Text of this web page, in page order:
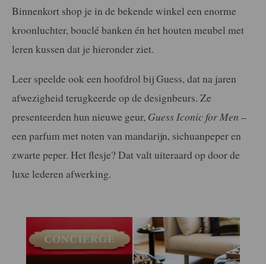
Binnenkort shop je in de bekende winkel een enorme
kroonluchter, bouclé banken én het houten meubel met
leren kussen dat je hieronder ziet.
Leer speelde ook een hoofdrol bij Guess, dat na jaren
afwezigheid terugkeerde op de designbeurs. Ze
presenteerden hun nieuwe geur, Guess Iconic for Men –
een parfum met noten van mandarijn, sichuanpeper en
zwarte peper. Het flesje? Dat valt uiteraard op door de
luxe lederen afwerking.